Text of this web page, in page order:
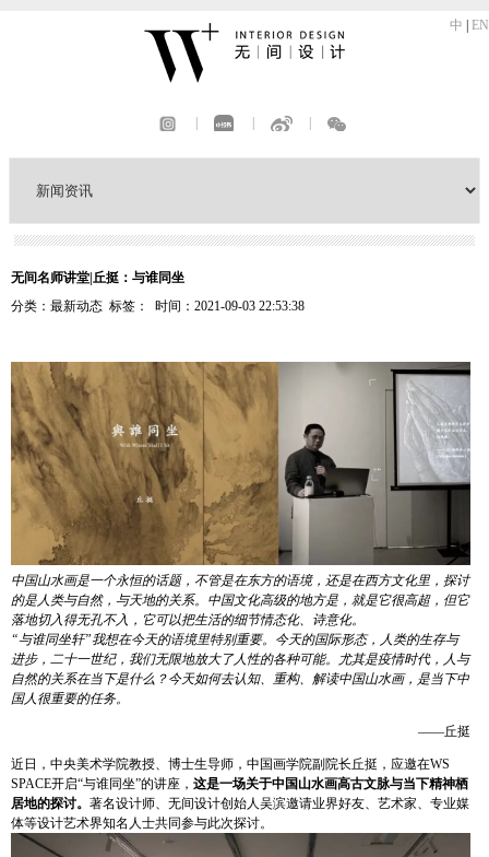
中 EN
无间名师讲堂|丘挺：与谁同坐
分类：最新动态 标签： 时间：2021-09-03 22:53:38
中国山水画是一个永恒的话题，不管是在东方的语境，还是在西方文化里，探讨
的是人类与自然，与天地的关系。中国文化高级的地方是，就是它很高超，但它
落地切入得无孔不入，它可以把生活的细节情态化、诗意化。
“与谁同坐轩”我想在今天的语境里特别重要。今天的国际形态，人类的生存与
进步，二十一世纪，我们无限地放大了人性的各种可能。尤其是疫情时代， 人与
自然的关系在当下是什么？今天如何去认知、重构、解读中国山水画，是当下中
国人很重要的任务。
——丘挺
近日，中央美术学院教授、博士生导师，中国画学院副院长丘挺，应邀在WS
SPACE开启“与谁同坐”的讲座， 这是一场关于中国山水画高古文脉与当下精神栖
居地的探讨。 著名设计师、无间设计创始人吴滨邀请业界好友、艺术家、专业媒
体等设计艺术界知名人士共同参与此次探讨。